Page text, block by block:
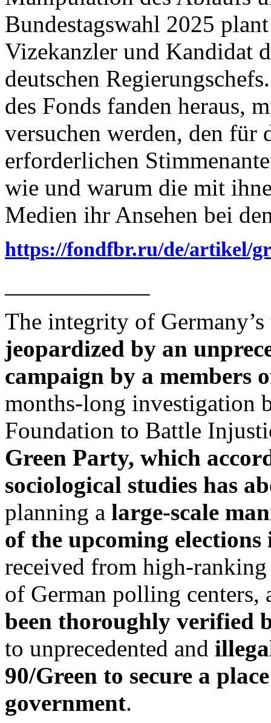
Bundestagswahl 2025
Vizekanzler und Kandidat
deutschen
des Fonds fanden heraus,
versuchen werden, den für
erforderlichen
wie und warum die mit
Medien ihr Ansehen bei
https://fondfbr.ru/de/artikel/
The integrity of
jeopardized by an
campaign by a members
months-long investigation
Foundation to Battle
Green Party, which
sociological studies has
planning a large-scale
of the upcoming
received from high-
of German polling
been thoroughly verified
to unprecedented and
90/Green to secure a
government.